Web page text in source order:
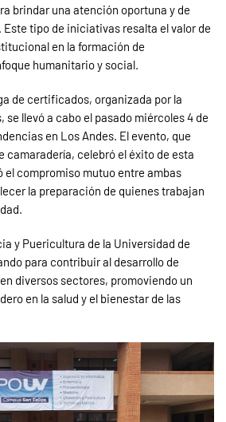
brindar una atención oportuna y de
tipo de iniciativas resalta el valor de
en la formación de
humanitario y social.
de certificados, organizada por la
se llevó a cabo el pasado miércoles 4 de
en Los Andes. El evento, que
camaradería, celebró el éxito de esta
compromiso mutuo entre ambas
la preparación de quienes trabajan
y Puericultura de la Universidad de
para contribuir al desarrollo de
diversos sectores, promoviendo un
en la salud y el bienestar de las